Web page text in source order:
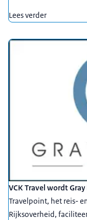
Lees verder
VCK Travel wordt Gray
Travelpoint, het reis-
Rijksoverheid,